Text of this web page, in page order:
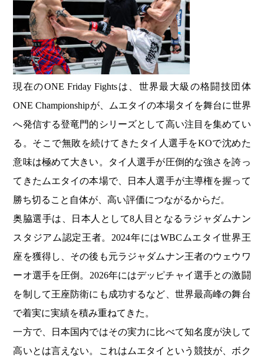
現在のONE Friday Fightsは、世界最大級の格闘技団体
ONE Championshipが、ムエタイの本場タイを舞台に世界
へ発信する登竜門的シリーズとして高い注目を集めてい
る。そこで無敗を続けてきたタイ人選手をKOで沈めた
意味は極めて大きい。タイ人選手が圧倒的な強さを誇っ
てきたムエタイの本場で、日本人選手が主導権を握って
勝ち切ること自体が、高い評価につながるからだ。
奥脇選手は、日本人として8人目となるラジャダムナン
スタジアム認定王者。2024年にはWBCムエタイ世界王
座を獲得し、その後も元ラジャダムナン王者のウェウワ
ーオ選手を圧倒。2026年にはデッピチャイ選手との激闘
を制して王座防衛にも成功するなど、世界最高峰の舞台
で着実に実績を積み重ねてきた。
一方で、日本国内ではその実力に比べて知名度が決して
高いとは言えない。これはムエタイという競技が、ボク